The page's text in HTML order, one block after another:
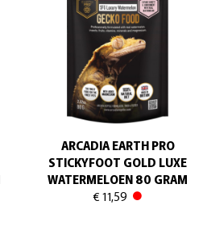
ARCADIA EARTH PRO
STICKYFOOT GOLD LUXE
WATERMELOEN 80 GRAM
€ 11,59